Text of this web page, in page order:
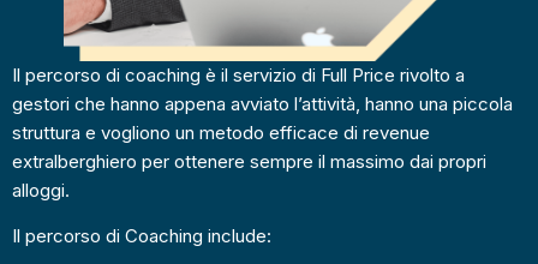
Il percorso di coaching è il servizio di Full Price rivolto a
gestori che hanno appena avviato l’attività, hanno una piccola
struttura e vogliono un metodo efficace di revenue
extralberghiero per ottenere sempre il massimo dai propri
alloggi.
Il percorso di Coaching include: